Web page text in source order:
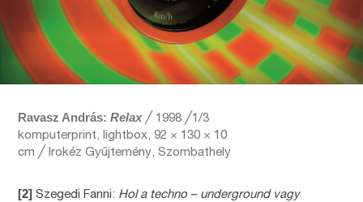
Ravasz András:Relax╱ 1998 ╱1/3
komputerprint, lightbox, 92 × 130 × 10
cm ╱ Irokéz Gyűjtemény, Szombathely
[2]Szegedi Fanni: Hol a techno – underground vagy